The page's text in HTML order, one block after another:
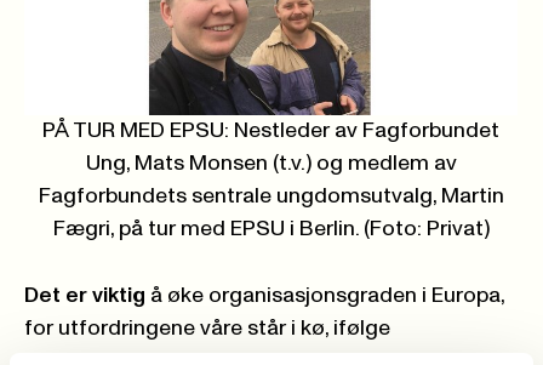
PÅ TUR MED EPSU: Nestleder av Fagforbundet
Ung, Mats Monsen (t.v.) og medlem av
Fagforbundets sentrale ungdomsutvalg, Martin
Fægri, på tur med EPSU i Berlin. (Foto: Privat)
Det er viktig å øke organisasjonsgraden i Europa,
for utfordringene våre står i kø, ifølge